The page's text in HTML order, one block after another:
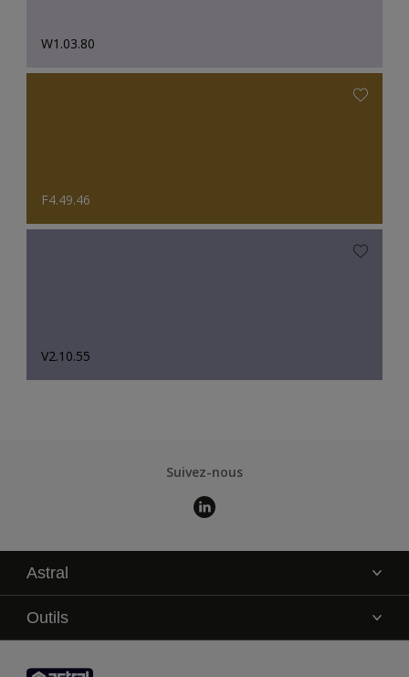
W1.03.80
F4.49.46
V2.10.55
Suivez-nous
Astral
La marque
Service technique
Contact
Outils